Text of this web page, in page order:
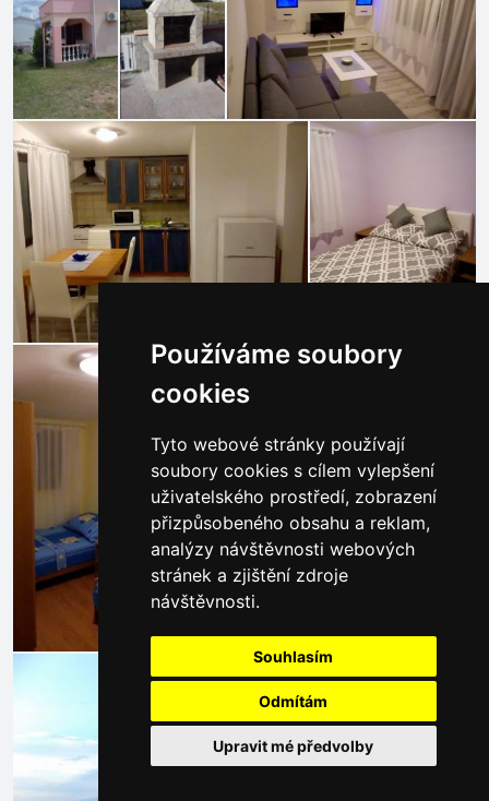
Používáme soubory
cookies
Tyto webové stránky používají
soubory cookies s cílem vylepšení
uživatelského prostředí, zobrazení
přizpůsobeného obsahu a reklam,
analýzy návštěvnosti webových
stránek a zjištění zdroje
návštěvnosti.
Souhlasím
Odmítám
Upravit mé předvolby